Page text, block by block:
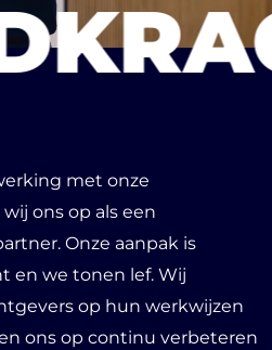
met onze
ons op als een
Onze aanpak is
en we tonen lef. Wij
op hun werkwijzen
ons op continu verbeteren